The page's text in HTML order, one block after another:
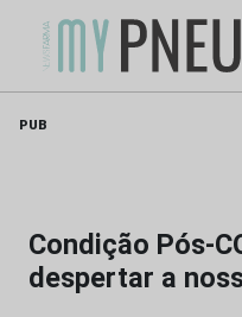
PUB
Condição Pós-
despertar a